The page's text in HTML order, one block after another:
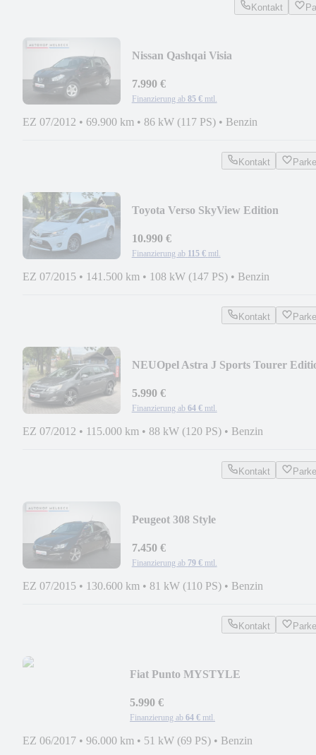
Kontakt
Nissan Qashqai Visia
7.990 €
Finanzierung ab 85 € mtl.
EZ 07/2012 • 69.900 km • 86 kW (117 PS) • Benzin
Kontakt
Toyota Verso SkyView Edition
10.990 €
Finanzierung ab 115 € mtl.
EZ 07/2015 • 141.500 km • 108 kW (147 PS) • Benzin
Kontakt
NEUOpel Astra J Sports Tourer
5.990 €
Finanzierung ab 64 € mtl.
EZ 07/2012 • 115.000 km • 88 kW (120 PS) • Benzin
Kontakt
Peugeot 308 Style
7.450 €
Finanzierung ab 79 € mtl.
EZ 07/2015 • 130.600 km • 81 kW (110 PS) • Benzin
Kontakt
Fiat Punto MYSTYLE
5.990 €
Finanzierung ab 64 € mtl.
EZ 06/2017 • 96.000 km • 51 kW (69 PS) • Benzin